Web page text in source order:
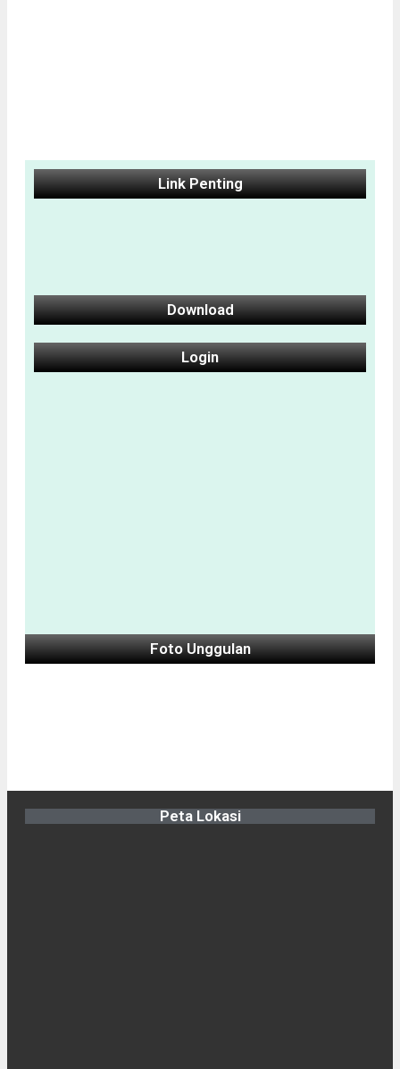
Link Penting
Download
Login
Foto Unggulan
Peta Lokasi